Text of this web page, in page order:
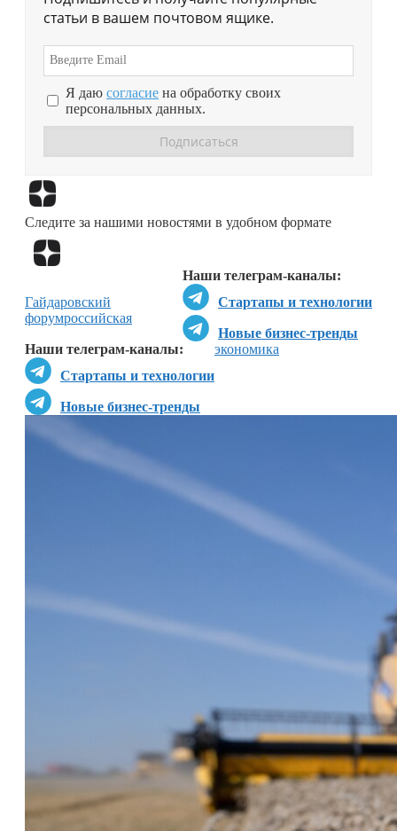
статьи в вашем почтовом ящике.
Я даю согласие на обработку своих
персональных данных.
Следите за нашими новостями в удобном формате
Наши телеграм-каналы:
Стартапы и технологии
Новые бизнес-тренды
Наши телеграм-каналы:
Стартапы и технологии
Новые бизнес-тренды
Гайдаровский
форумроссийская
экономика